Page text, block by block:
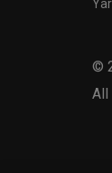
©
All